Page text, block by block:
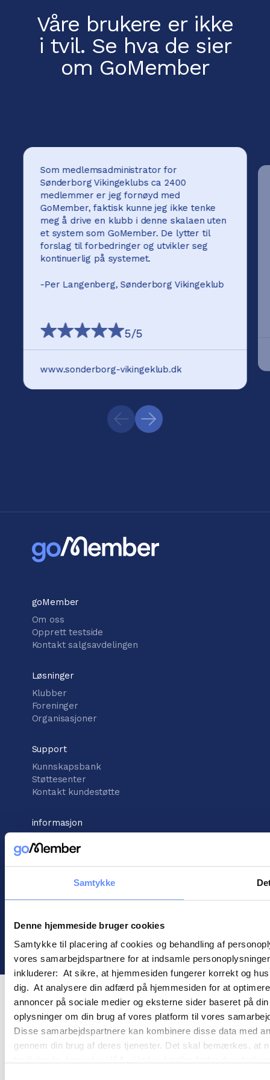
Samtykke
Denne hjemmeside bruger cookies
Samtykke til placering af cookies og behandling af
vores samarbejdspartnere for at indsamle
inkluderer: At sikre, at hjemmesiden fungerer korrekt og
dig. At analysere din adfærd på hjemmesiden for at
annoncer på sociale medier og eksterne sider baseret på
oplysninger om din brug af vores platform til vores
Disse samarbejdspartnere kan kombinere disse data med
gennem din brug af deres tjenester. Det skal bemærkes, at
Våre brukere er ikke
i tvil. Se hva de sier
om GoMember
Som medlemsadministrator for
Sønderborg Vikingeklubs ca 2400
medlemmer er jeg fornøyd med
GoMember, faktisk kunne jeg ikke tenke
meg å drive en klubb i denne skalaen uten
et system som GoMember. De lytter til
forslag til forbedringer og utvikler seg
kontinuerlig på systemet.
-Per Langenberg, Sønderborg Vikingeklub
5/5
www.sonderborg-vikingeklub.dk
goMember
Om oss
Opprett testside
Kontakt salgsavdelingen
Løsninger
Klubber
Foreninger
Organisasjoner
Support
Kunnskapsbank
Støttesenter
Kontakt kundestøtte
informasjon
Vilkår for handel
Informasjonskapsler
Personopplysningspolitikk
! ©2026Gomember